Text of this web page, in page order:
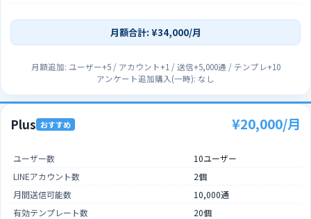
月額合計: ¥34,000/月
月額追加: ユーザー+5 / アカウント+1 / 送信+5,000通 / テンプレ+10
アンケート追加購入(一時): なし
Plus おすすめ ¥20,000/月
ユーザー数
10ユーザー
LINEアカウント数
2個
月間送信可能数
10,000通
有効テンプレート数
20個